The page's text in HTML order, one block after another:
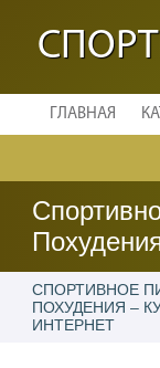
ГЛАВНАЯ
СПОРТИВНОЕ
ПОХУДЕНИЯ –
ИНТЕРНЕТ